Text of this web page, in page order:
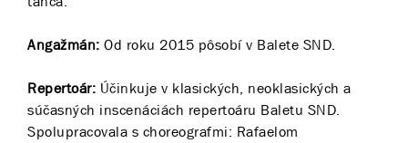
Angažmán: Od roku 2015 pôsobí v Balete SND.
Repertoár: Účinkuje v klasických, neoklasických a
súčasných inscenáciách repertoáru Baletu SND.
Spolupracovala s choreografmi: Rafaelom